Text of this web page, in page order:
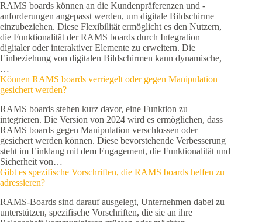
RAMS boards können an die Kundenpräferenzen und -
anforderungen angepasst werden, um digitale Bildschirme
einzubeziehen. Diese Flexibilität ermöglicht es den Nutzern,
die Funktionalität der RAMS boards durch Integration
digitaler oder interaktiver Elemente zu erweitern. Die
Einbeziehung von digitalen Bildschirmen kann dynamische,
…
Können RAMS boards verriegelt oder gegen Manipulation
gesichert werden?
RAMS boards stehen kurz davor, eine Funktion zu
integrieren. Die Version von 2024 wird es ermöglichen, dass
RAMS boards gegen Manipulation verschlossen oder
gesichert werden können. Diese bevorstehende Verbesserung
steht im Einklang mit dem Engagement, die Funktionalität und
Sicherheit von…
Gibt es spezifische Vorschriften, die RAMS boards helfen zu
adressieren?
RAMS-Boards sind darauf ausgelegt, Unternehmen dabei zu
unterstützen, spezifische Vorschriften, die sie an ihre